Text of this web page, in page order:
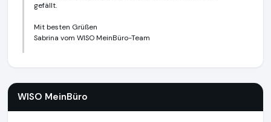
gefällt.
Mit besten Grüßen
Sabrina vom WISO MeinBüro-Team
WISO MeinBüro